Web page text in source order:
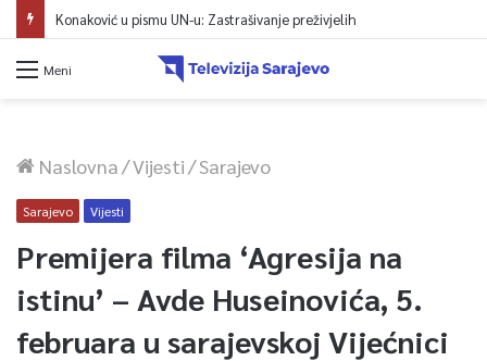
Konaković u pismu UN-u: Zastrašivanje preživjelih
Meni
Naslovna/Vijesti/Sarajevo
Sarajevo Vijesti
Premijera filma ‘Agresija na
istinu’ – Avde Huseinovića, 5.
februara u sarajevskoj Vijećnici